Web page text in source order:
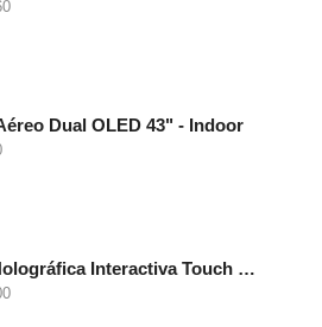
Dual OLED 43" - Indoor
Cabina Holográfica Interactiva Touch OLED 86"